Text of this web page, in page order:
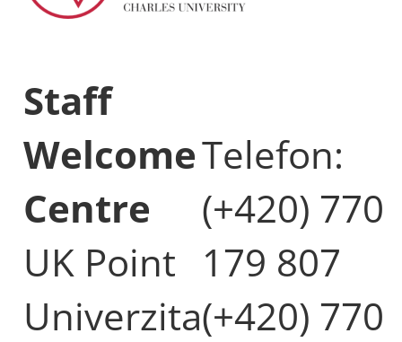
Staff
Welcome
Centre
UK Point
Univerzita
Telefon:
(+420) 770
179 807
(+420) 770